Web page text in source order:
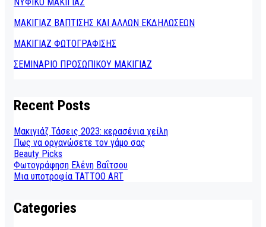
ΜΑΚΙΓΙΑΖ ΒΑΠΤΙΣΗΣ ΚΑΙ ΑΛΛΩΝ ΕΚΔΗΛΩΣΕΩΝ
ΜΑΚΙΓΙΑΖ ΦΩΤΟΓΡΑΦΙΣΗΣ
ΣΕΜΙΝΑΡΙΟ ΠΡΟΣΩΠΙΚΟΥ ΜΑΚΙΓΙΑΖ
Recent Posts
Μακιγιάζ Τάσεις 2023: κερασένια χείλη
Πως να οργανώσετε τον γάμο σας
Beauty Picks
Φωτογράφηση Ελένη Βαΐτσου
Μια υποτροφία TATTOO ART
Categories